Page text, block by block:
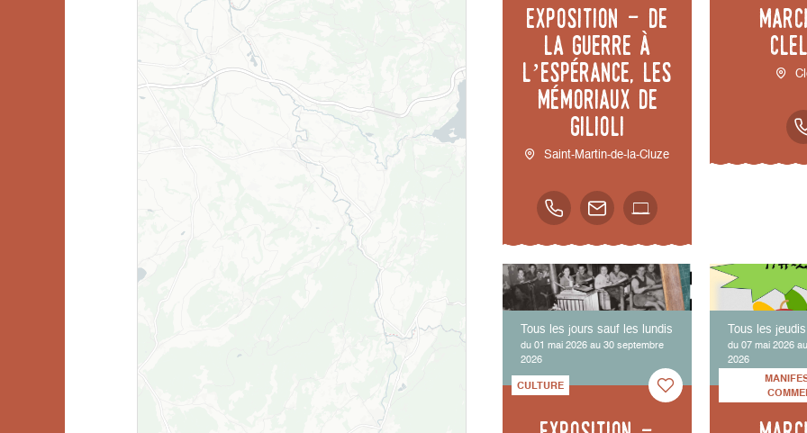
Exposition - De
la guerre à
l’espérance, les
mémoriaux de
Gilioli
Saint-Martin-de-la-Cluze
Tous les jours sauf les lundis
du 01 mai 2026 au 30 septembre
2026
CULTURE
Tous les jeudis
du 07 mai 2026
2026